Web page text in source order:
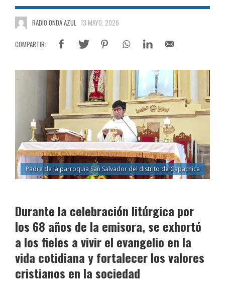
RADIO ONDA AZUL 13 MAYO, 2026
Padre de la parroquia San Salvador del distrito de Capachica
Durante la celebración litúrgica por
los 68 años de la emisora, se exhortó
a los fieles a vivir el evangelio en la
vida cotidiana y fortalecer los valores
cristianos en la sociedad